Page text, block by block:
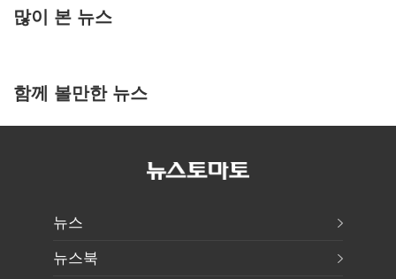
많이 본 뉴스
함께 볼만한 뉴스
뉴스
뉴스북